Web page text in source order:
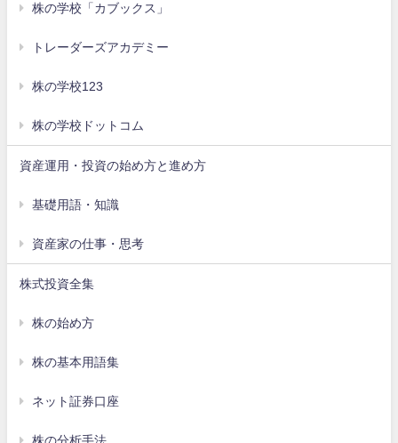
株の学校「カブックス」
トレーダーズアカデミー
株の学校123
株の学校ドットコム
資産運用・投資の始め方と進め方
基礎用語・知識
資産家の仕事・思考
株式投資全集
株の始め方
株の基本用語集
ネット証券口座
株の分析手法